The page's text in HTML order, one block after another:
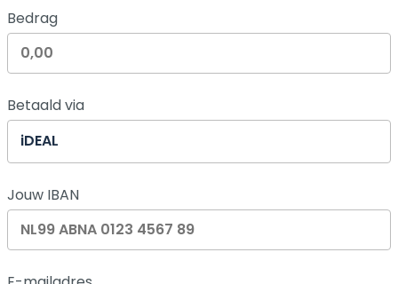
Bedrag
Betaald via
Jouw IBAN